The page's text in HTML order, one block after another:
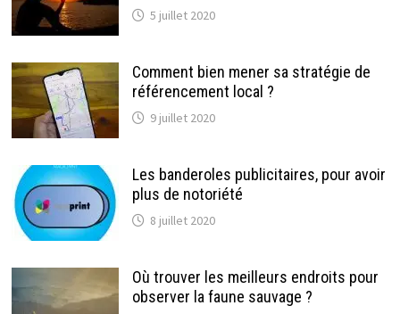
5 juillet 2020
Comment bien mener sa stratégie de
référencement local ?
9 juillet 2020
Les banderoles publicitaires, pour avoir
plus de notoriété
8 juillet 2020
Où trouver les meilleurs endroits pour
observer la faune sauvage ?